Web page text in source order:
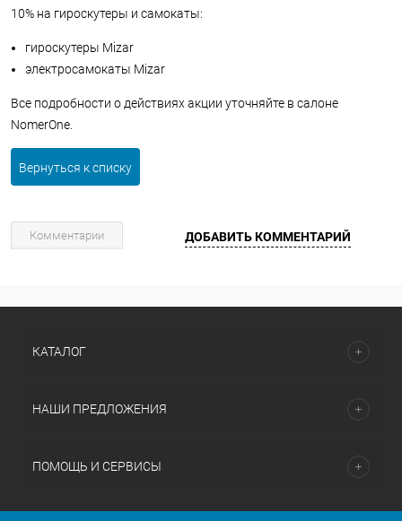
10% на гироскутеры и самокаты:
гироскутеры Mizar
электросамокаты Mizar
Все подробности о действиях акции уточняйте в салоне
NomerOne.
Вернуться к списку
Комментарии ДОБАВИТЬ КОММЕНТАРИЙ
КАТАЛОГ
НАШИ ПРЕДЛОЖЕНИЯ
ПОМОЩЬ И СЕРВИСЫ